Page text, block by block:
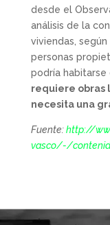
desde el
análisis de la
viviendas,
personas
podría habitarse
requiere obras
necesita una
Fuente:http://
vasco/-/